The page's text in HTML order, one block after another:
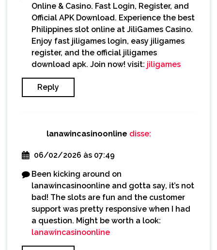
Online & Casino. Fast Login, Register, and
Official APK Download. Experience the best
Philippines slot online at JiliGames Casino.
Enjoy fast jiligames login, easy jiligames
register, and the official jiligames
download apk. Join now! visit: jiligames
Reply
lanawincasinoonline disse:
06/02/2026 às 07:49
Been kicking around on
lanawincasinoonline and gotta say, it’s not
bad! The slots are fun and the customer
support was pretty responsive when I had
a question. Might be worth a look:
lanawincasinoonline